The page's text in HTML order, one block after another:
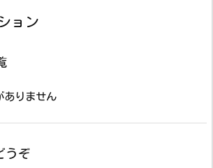
ョン
ありません
うぞ